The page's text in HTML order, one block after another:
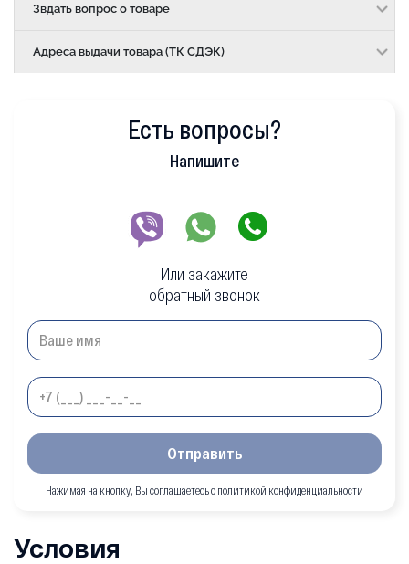
Звдать вопрос о товаре
Адреса выдачи товара (ТК СДЭК)
Есть вопросы?
Напишите
Или закажите
обратный звонок
Отправить
Нажимая на кнопку, Вы соглашаетесь с политикой конфиденциальности
Условия